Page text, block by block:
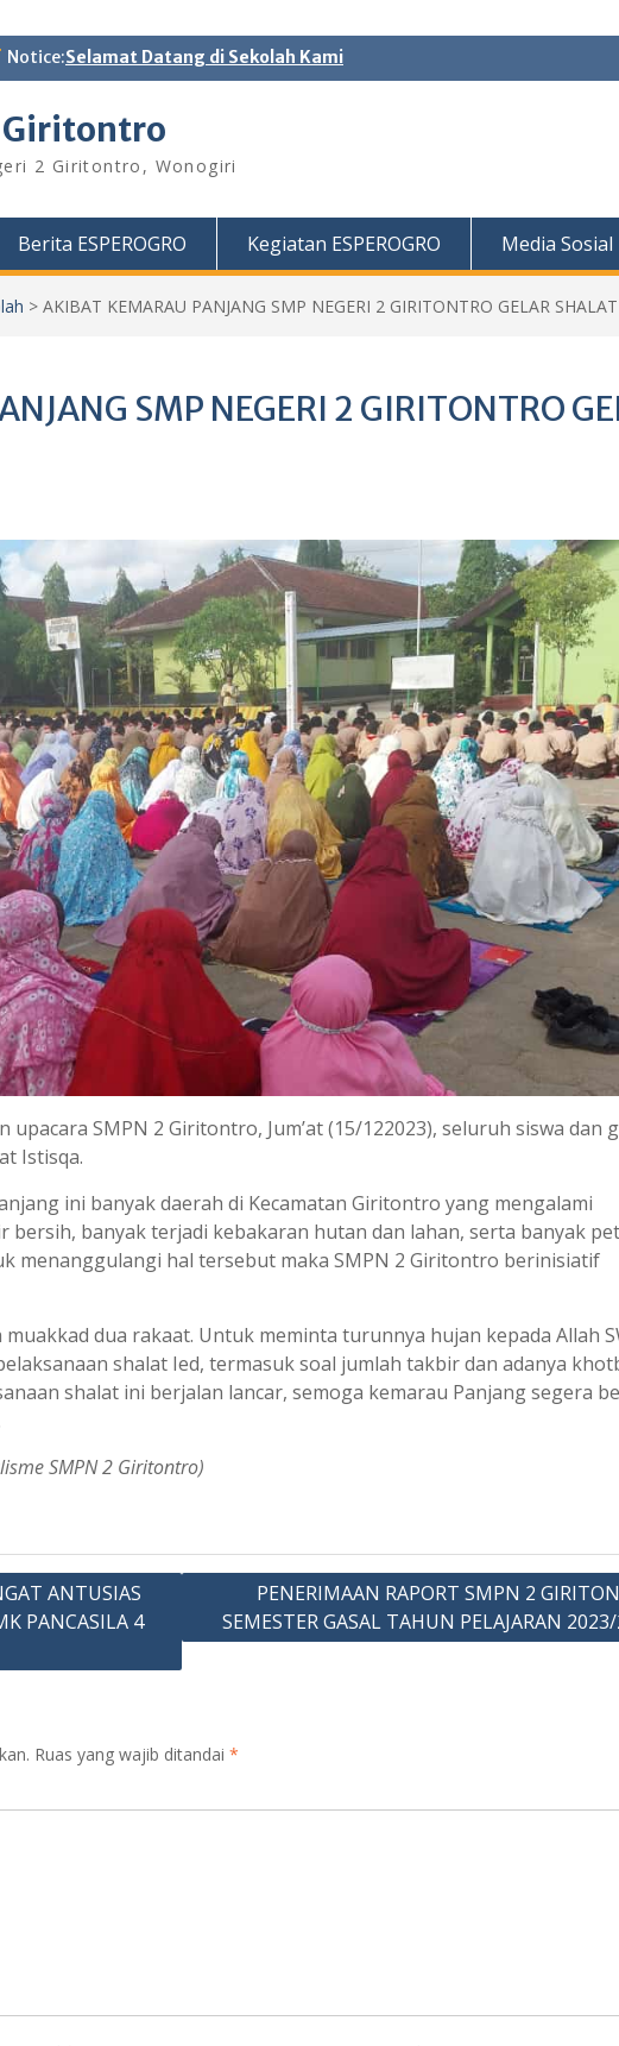
Notice:Selamat Datang di Sekolah Kami
Giritontro
2 Giritontro, Wonogiri
Berita ESPEROGRO Kegiatan ESPEROGRO Media Sosial
> AKIBAT KEMARAU PANJANG SMP NEGERI 2 GIRITONTRO GELAR
SMP NEGERI 2 GIRITONTRO
upacara SMPN 2 Giritontro, Jum’at (15/122023), seluruh siswa dan
Istisqa.
ini banyak daerah di Kecamatan Giritontro yang mengalami
bersih, banyak terjadi kebakaran hutan dan lahan, serta banyak
menanggulangi hal tersebut maka SMPN 2 Giritontro berinisiatif
dua rakaat. Untuk meminta turunnya hujan kepada Allah
shalat Ied, termasuk soal jumlah takbir dan adanya
shalat ini berjalan lancar, semoga kemarau Panjang segera
SMPN 2 Giritontro)
ANTUSIAS
PANCASILA 4
PENERIMAAN RAPORT SMPN 2
SEMESTER GASAL TAHUN PELAJARAN
Ruas yang wajib ditandai *